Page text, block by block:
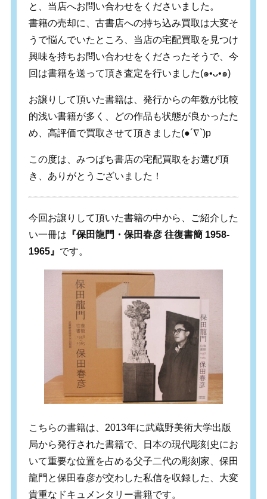
と、当店へお問い合わせをくださいました。
書籍の売却に、古書店への持ち込み買取は大変そ
うで悩んでいたところ、当店の宅配買取を見つけ
興味を持ちお問い合わせをくださったそうで、今
回は書籍を送って頂き査定を行いました(๑•ᴗ•๑)
お譲りして頂いた書籍は、発行からの年数が比較
的浅い書籍が多く、どの作品も状態が良かったた
め、高評価で買取させて頂きました(●´∇`)p
この度は、みつばち書店の宅配買取をお選び頂
き、ありがとうございました！
今回お譲りして頂いた書籍の中から、ご紹介した
い一冊は 『保田龍門・保田春彦 往復書簡 1958-
1965』 です。
こちらの書籍は、2013年に武蔵野美術大学出版
局から発行された書籍で、日本の現代彫刻史にお
いて重要な位置を占める父子二代の彫刻家、保田
龍門と保田春彦が交わした私信を収録した、大変
貴重なドキュメンタリー書籍です。